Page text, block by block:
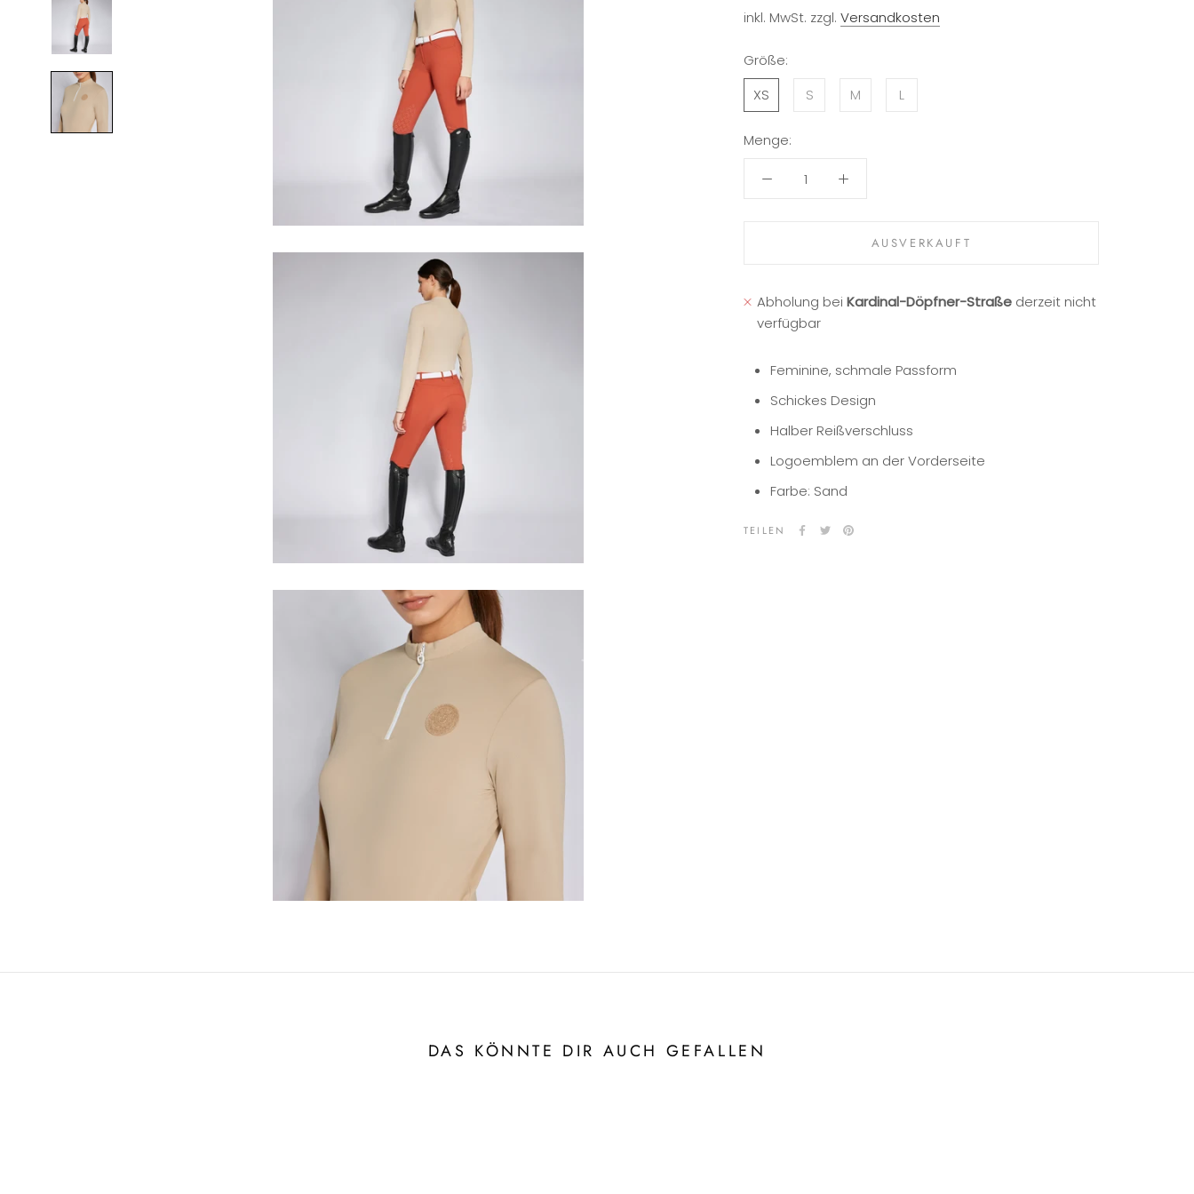
inkl. MwSt. zzgl. Versandkosten
Größe:
XS
S M L
Menge:
AUSVERKAUFT
Abholung beiKardinal-Döpfner-Straße derzeit nicht
verfügbar
Feminine, schmale Passform
Schickes Design
Halber Reißverschluss
Logoemblem an der Vorderseite
Farbe: Sand
TEILEN
DAS KÖNNTE DIR AUCH GEFALLEN